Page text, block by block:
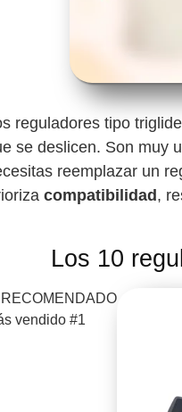
reguladores tipo
se deslicen. Son muy
reemplazar un
compatibilidad ,
Los 10
RECOMENDADO
vendido #1